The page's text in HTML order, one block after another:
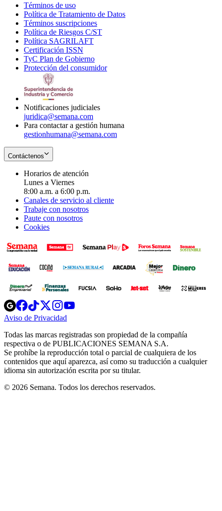
Términos de uso
in
new
window
Política de Tratamiento de Datos
Términos suscripciones
in
Política de Riesgos C/ST
Política SAGRILAFT
new
window
Certificación ISSN
in
new
TyC Plan de Gobierno
in
Protección del consumidorOpens
Notificaciones judiciales
juridica@semana.com
Para contactar a gestión humana
gestionhumana@semana.com
Contáctenos
Horarios de atención
Lunes a Viernes
8:00 a.m. a 6:00 p.m.
Canales de servicio al cliente
Trabaje con nosotros
Paute con nosotros
Cookies
Opens
in
new
Opens
in
new
Opens
in
new
window
Opens
new
windowwindow
Aviso de Privacidad
new
window
Todas las marcas registradas son propiedad de la compañía
respectiva o de PUBLICACIONES SEMANA S.A.
Se prohíbe la reproducción total o parcial de cualquiera de los
contenidos que aquí aparezca, así como su traducción a cualquier
idioma sin autorización escrita por su titular.
© 2026 Semana. Todos los derechos reservados.